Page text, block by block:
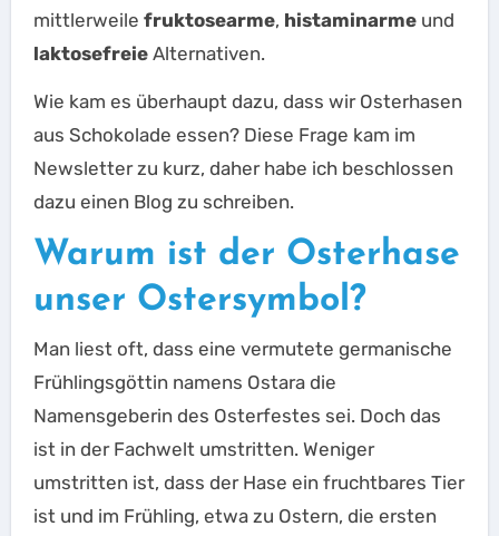
mittlerweile fruktosearme, histaminarmeund
laktosefreieAlternativen.
Wie kam es überhaupt dazu, dass wir Osterhasen
aus Schokolade essen? Diese Frage kam im
Newsletter zu kurz, daher habe ich beschlossen
dazu einen Blog zu schreiben.
Warum ist der Osterhase
unser Ostersymbol?
Man liest oft, dass eine vermutete germanische
Frühlingsgöttin namens Ostara die
Namensgeberin des Osterfestes sei. Doch das
ist in der Fachwelt umstritten. Weniger
umstritten ist, dass der Hase ein fruchtbares Tier
ist und im Frühling, etwa zu Ostern, die ersten